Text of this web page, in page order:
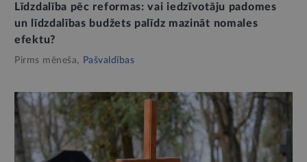
Līdzdalība pēc reformas: vai iedzīvotāju padomes
un līdzdalības budžets palīdz mazināt nomales
efektu?
Pirms mēneša, Pašvaldības